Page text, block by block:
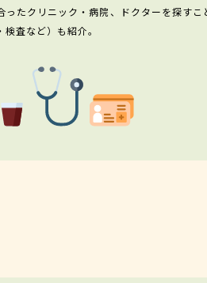
たクリニック・病院、ドクターを探すこ
査など）も紹介。